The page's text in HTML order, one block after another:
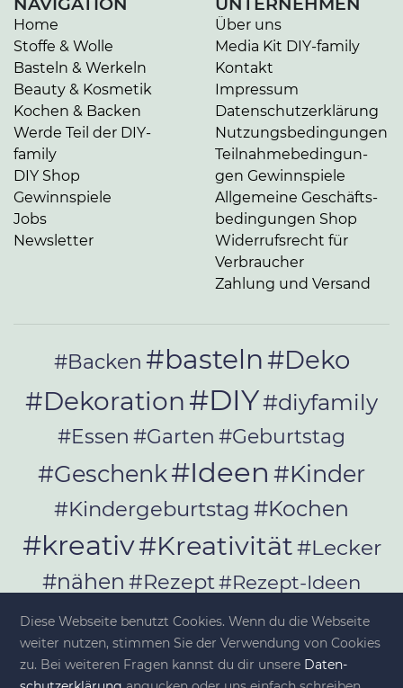
Home
Stoffe & Wolle
Basteln & Werkeln
Beauty & Kosmetik
Kochen & Backen
Werde Teil der DIY-
family
DIY Shop
Gewinnspiele
Jobs
Newsletter
Über uns
Media Kit DIY-family
Kontakt
Impressum
Da­ten­schutz­er­klä­rung
Nut­zungs­be­din­gun­gen
Teil­nah­me­be­din­gun­
gen Gewinnspiele
Allgemeine Ge­schäfts­
be­din­gun­gen Shop
Widerrufsrecht für
Verbraucher
Zahlung und Versand
#Backen #basteln#Deko
#Dekoration #DIY#diyfamily
#Essen #Garten #Geburtstag
#Geschenk#Ideen #Kinder
#Kindergeburtstag #Kochen
#kreativ#Kreativität#Lecker
#nähen #Rezept#Rezept-Ideen
#Rezepte#selber_bauen
#selber_machen
Diese Webseite benutzt Cookies. Wenn du die Webseite
weiter nutzen, stimmen Sie der Verwendung von Cookies
zu. Bei weiteren Fragen kannst du dir unsere Da­ten­